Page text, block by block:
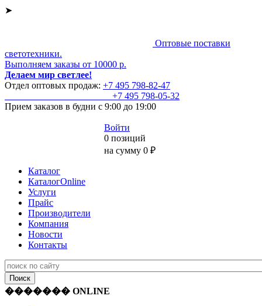
➤
Оптовые поставки
светотехники.
Выполняем заказы от 10000 р.
Делаем мир светлее!
Отдел оптовых продаж: +7 495 798-82-47
+7 495 798-05-32
Прием заказов в будни с 9:00 до 19:00
Войти
0 позиций
на сумму 0 ₽
Каталог
КаталогOnline
Услуги
Прайс
Производители
Компания
Новости
Контакты
������� ONLINE